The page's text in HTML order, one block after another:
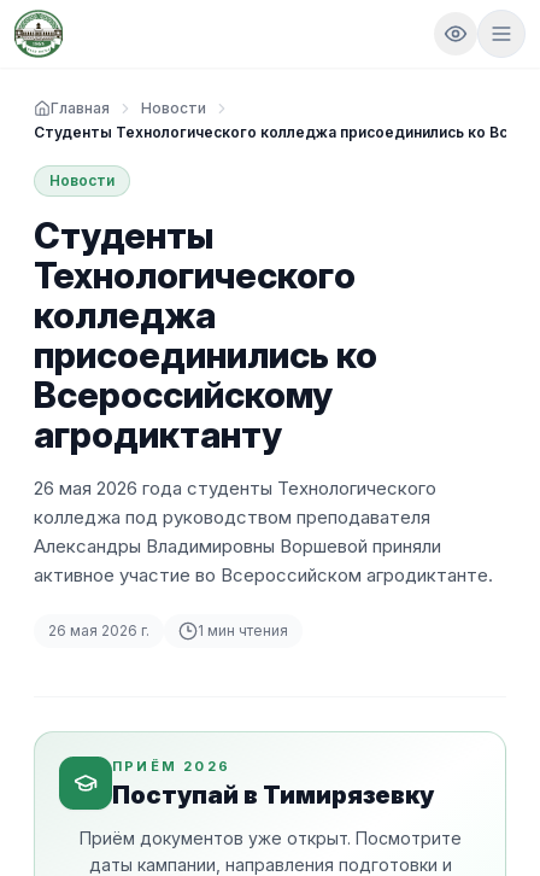
Главная
Новости
Студенты Технологического колледжа присоединились ко
Новости
Студенты
Технологического
колледжа
присоединились ко
Всероссийскому
агродиктанту
26 мая 2026 года студенты Технологического
колледжа под руководством преподавателя
Александры Владимировны Воршевой приняли
активное участие во Всероссийском агродиктанте.
26 мая 2026 г. 1 мин чтения
ПРИЁМ 2026
Поступай в Тимирязевку
Приём документов уже открыт. Посмотрите
даты кампании, направления подготовки и